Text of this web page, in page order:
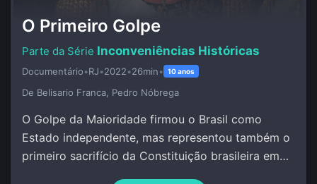
O Primeiro Golpe
Inconveniências Históricas
Documentário•RJ•2022•26min• 10 anos
De Belisario Franca, Pedro Nóbrega
O Golpe da Maioridade firmou o Brasil como
Estado independente, mas representou também o
primeiro sacrifício da Constituição brasileira em